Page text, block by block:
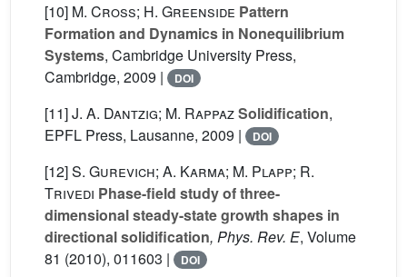
[10] M. Cross; H. Greenside Pattern
Formation and Dynamics in Nonequilibrium
Systems, Cambridge University Press,
Cambridge, 2009 |
DOI
[11]J. A. Dantzig; M. RappazSolidification,
EPFL Press, Lausanne, 2009 |
DOI
[12]S. Gurevich; A. Karma; M. Plapp; R.
Trivedi Phase-field study of three-
dimensional steady-state growth shapes in
directional solidification, Phys. Rev. E, Volume
81 (2010), 011603 | DOI